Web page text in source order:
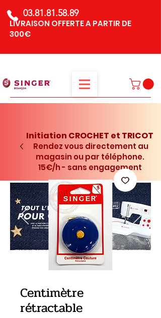
03.81.81.58.89
Initiation CROCHET et TRICOT
Rendez vous directement au
magasin ou par téléphone.
15€/h - sans engagement
LIVRAISON OFFERTE A PARTIR DE
300€
Centimètre
rétractable